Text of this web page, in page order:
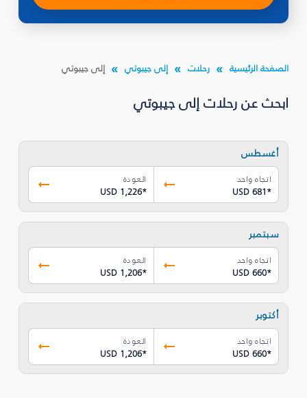
الصفحة الرئيسية رحلات إلى جيبوتي إلى جيبوتي
ابحث عن رحلات إلى جيبوتي
أغسطس
اتجاه واحد
USD 681*
العودة
USD 1,226*
سبتمبر
اتجاه واحد
USD 660*
العودة
USD 1,206*
أكتوبر
اتجاه واحد
USD 660*
العودة
USD 1,206*